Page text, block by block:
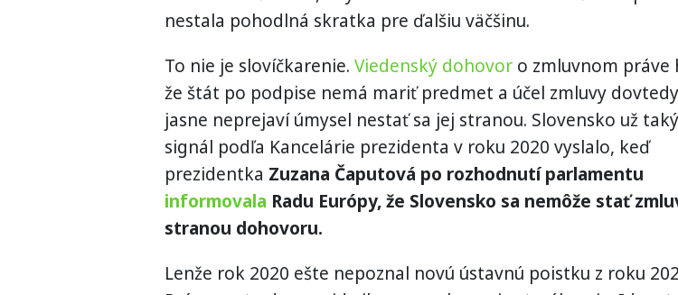
nestala pohodlná skratka pre ďalšiu väčšinu.
To nie je slovíčkarenie. Viedenský dohovor o zmluvnom práve
že štát po podpise nemá mariť predmet a účel zmluvy
jasne neprejaví úmysel nestať sa jej stranou. Slovensko už
signál podľa Kancelárie prezidenta v roku 2020 vyslalo, keď
prezidentka Zuzana Čaputová po rozhodnutí parlamentu
informovala Radu Európy, že Slovensko sa nemôže stať
stranou dohovoru.
Lenže rok 2020 ešte nepoznal novú ústavnú poistku z roku